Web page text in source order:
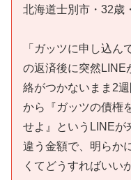
北海道士別市・32歳
「ガッツに申し込ん
の返済後に突然LINE
絡がつかないまま2
から『ガッツの債権
せよ』というLINEが
違う金額で、明らか
くてどうすればいい